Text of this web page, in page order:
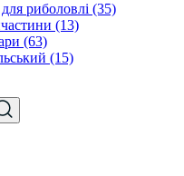
риболовлі (35)
(13)
(63)
(15)